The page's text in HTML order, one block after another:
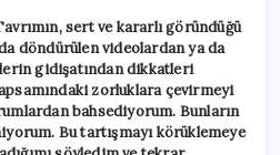
sert ve kararlı göründüğü
döndürülen videolardan ya da
gidişatından dikkatleri
zorluklara çevirmeyi
bahsediyorum. Bunların
Bu tartışmayı körüklemeye